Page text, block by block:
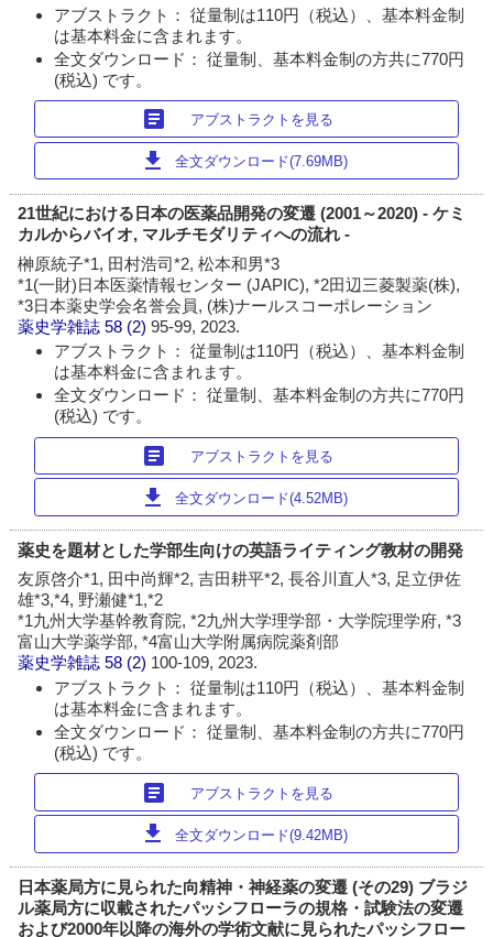
アブストラクト： 従量制は110円（税込）、基本料金制
は基本料金に含まれます。
全文ダウンロード： 従量制、基本料金制の方共に770円
(税込) です。
article アブストラクトを見る
download 全文ダウンロード(7.69MB)
21世紀における日本の医薬品開発の変遷 (2001～2020) - ケミ
カルからバイオ, マルチモダリティへの流れ -
榊原統子*1, 田村浩司*2, 松本和男*3
*1(一財)日本医薬情報センター (JAPIC), *2田辺三菱製薬(株),
*3日本薬史学会名誉会員, (株)ナールスコーポレーション
薬史学雑誌 58 (2)95-99, 2023.
アブストラクト： 従量制は110円（税込）、基本料金制
は基本料金に含まれます。
全文ダウンロード： 従量制、基本料金制の方共に770円
(税込) です。
article アブストラクトを見る
download 全文ダウンロード(4.52MB)
薬史を題材とした学部生向けの英語ライティング教材の開発
友原啓介*1, 田中尚輝*2, 吉田耕平*2, 長谷川直人*3, 足立伊佐
雄*3,*4, 野瀬健*1,*2
*1九州大学基幹教育院, *2九州大学理学部・大学院理学府, *3
富山大学薬学部, *4富山大学附属病院薬剤部
薬史学雑誌 58 (2) 100-109, 2023.
アブストラクト： 従量制は110円（税込）、基本料金制
は基本料金に含まれます。
全文ダウンロード： 従量制、基本料金制の方共に770円
(税込) です。
article アブストラクトを見る
download 全文ダウンロード(9.42MB)
日本薬局方に見られた向精神・神経薬の変遷 (その29) ブラジ
ル薬局方に収載されたパッシフローラの規格・試験法の変遷
および2000年以降の海外の学術文献に見られたパッシフロー